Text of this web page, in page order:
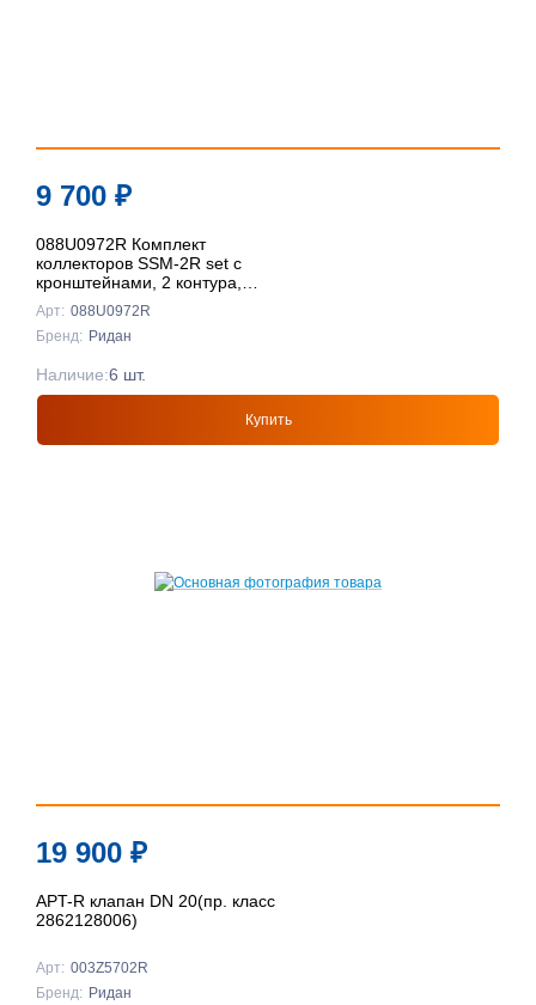
9 700 ₽
088U0972R Комплект
коллекторов SSM-2R set с
кронштейнами, 2 контура,
Ридан
Арт: 088U0972R
Бренд: Ридан
Купить
Наличие:6 шт.
19 900 ₽
APT-R клапан DN 20(пр. класс
2862128006)
Арт: 003Z5702R
Бренд: Ридан